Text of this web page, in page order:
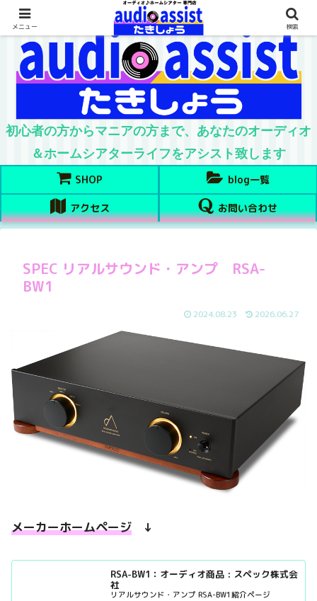
初心者の方からマニアの方まで、あなたのオーディオ
＆ホームシアターライフをアシスト致します
SHOP blog一覧
アクセス お問い合わせ
SPEC リアルサウンド・アンプ RSA-
BW1
2024.08.23 2026.06.27
メーカーホームページ ↓
RSA-BW1：オーディオ商品 : スペック株式会
社
リアルサウンド・アンプ RSA-BW1紹介ページ
メニュー 検索